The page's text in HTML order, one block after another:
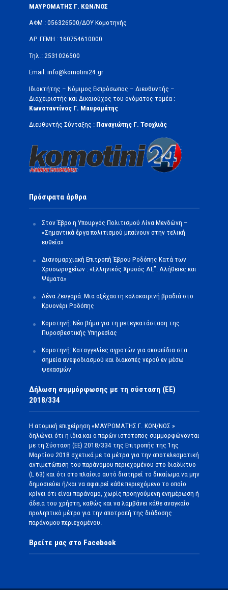
ΜΑΥΡΟΜΑΤΗΣ Γ. ΚΩΝ/ΝΟΣ
ΑΦΜ : 056326500/ΔOΥ Κομοτηνής
ΑΡ.ΓΕΜΗ : 160754610000
Τηλ.: 2531026500
Email: info@komotini24.gr
Ιδιοκτήτης – Νόμιμος Εκπρόσωπος – Διευθυντής –
Διαχειριστής και Δικαιούχος του ονόματος τομέα :
Κωνσταντίνος Γ. Μαυρομάτης
Διευθυντής Σύνταξης : Παναγιώτης Γ. Τσοχλιάς
Πρόσφατα άρθρα
Στον Έβρο η Υπουργός Πολιτισμού Λίνα Μενδώνη –
«Σημαντικά έργα πολιτισμού μπαίνουν στην τελική
ευθεία»
Διανομαρχιακή Επιτροπή Έβρου Ροδόπης Κατά των
Χρυσωρυχείων : «Ελληνικός Χρυσός ΑΕ”: Αλήθειες και
Ψέματα»
Λένα Ζευγαρά: Μια αξέχαστη καλοκαιρινή βραδιά στο
Κρυονέρι Ροδόπης
Κομοτηνή: Νέο βήμα για τη μετεγκατάσταση της
Πυροσβεστικής Υπηρεσίας
Κομοτηνή: Καταγγελίες αγροτών για σκουπίδια στα
σημεία ανεφοδιασμού και διακοπές νερού εν μέσω
ψεκασμών
Δήλωση συμμόρφωσης με τη σύσταση (ΕΕ)
2018/334
Η ατομική επιχείρηση «ΜΑΥΡΟΜΑΤΗΣ Γ. ΚΩΝ/ΝΟΣ »
δηλώνει ότι η ίδια και ο παρών ιστότοπος συμμορφώνονται
με τη Σύσταση (ΕΕ) 2018/334 της Επιτροπής της 1ης
Μαρτίου 2018 σχετικά με τα μέτρα για την αποτελεσματική
αντιμετώπιση του παράνομου περιεχομένου στο διαδίκτυο
(L 63) και ότι στο πλαίσιο αυτό διατηρεί το δικαίωμα να μην
δημοσιεύει ή/και να αφαιρεί κάθε περιεχόμενο το οποίο
κρίνει ότι είναι παράνομο, χωρίς προηγούμενη ενημέρωση ή
άδεια του χρήστη, καθώς και να λαμβάνει κάθε αναγκαίο
προληπτικό μέτρο για την αποτροπή της διάδοσης
παράνομου περιεχομένου.
Βρείτε μας στο Facebook